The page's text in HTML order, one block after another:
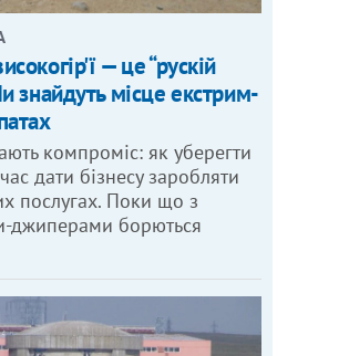
— це “рускій
знайдуть місце екстрим-
компроміс: як уберегти
дати бізнесу заробляти
послугах. Поки що з
джиперами борються